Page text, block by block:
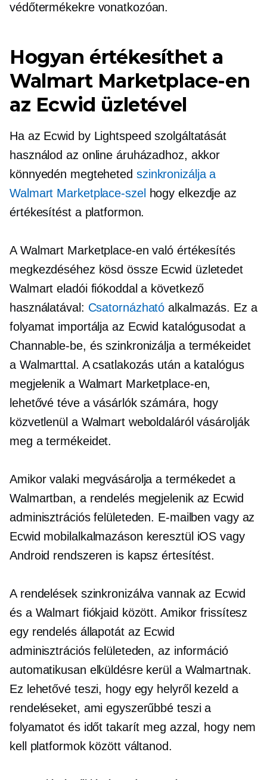
védőtermékekre vonatkozóan.
Hogyan értékesíthet a
Walmart Marketplace-en
az Ecwid üzletével
Ha az Ecwid by Lightspeed szolgáltatását
használod az online áruházadhoz, akkor
könnyedén megteheted szinkronizálja a
Walmart Marketplace-szel hogy elkezdje az
értékesítést a platformon.
A Walmart Marketplace-en való értékesítés
megkezdéséhez kösd össze Ecwid üzletedet
Walmart eladói fiókoddal a következő
használatával: Csatornázható alkalmazás. Ez a
folyamat importálja az Ecwid katalógusodat a
Channable-be, és szinkronizálja a termékeidet
a Walmarttal. A csatlakozás után a katalógus
megjelenik a Walmart Marketplace-en,
lehetővé téve a vásárlók számára, hogy
közvetlenül a Walmart weboldaláról vásárolják
meg a termékeidet.
Amikor valaki megvásárolja a termékedet a
Walmartban, a rendelés megjelenik az Ecwid
adminisztrációs felületeden. E-mailben vagy az
Ecwid mobilalkalmazáson keresztül iOS vagy
Android rendszeren is kapsz értesítést.
A rendelések szinkronizálva vannak az Ecwid
és a Walmart fiókjaid között. Amikor frissítesz
egy rendelés állapotát az Ecwid
adminisztrációs felületeden, az információ
automatikusan elküldésre kerül a Walmartnak.
Ez lehetővé teszi, hogy egy helyről kezeld a
rendeléseket, ami egyszerűbbé teszi a
folyamatot és időt takarít meg azzal, hogy nem
kell platformok között váltanod.